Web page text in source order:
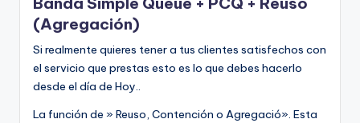
(Agregación)
Si realmente quieres tener a tus clientes satisfechos con
el servicio que prestas esto es lo que debes hacerlo
desde el día de Hoy..
La función de » Reuso, Contención o Agregació». Esta